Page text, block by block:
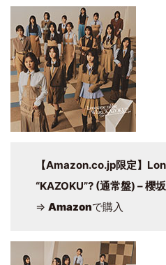
【Amazon.co.jp限定】
“KAZOKU”? (通常盤) – 櫻
⇒ Amazonで購入